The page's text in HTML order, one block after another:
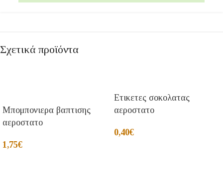
Σχετικά προϊόντα
Μπομπονιερα βαπτισης
αεροστατο
1,75€
Ετικετες σοκολατας
αεροστατο
0,40€